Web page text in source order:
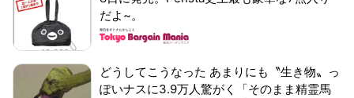
だよ~。
どうしてこうなった あまりにも〝生き物〟っ
ぽいナスに3.9万人驚がく「そのまま精霊馬